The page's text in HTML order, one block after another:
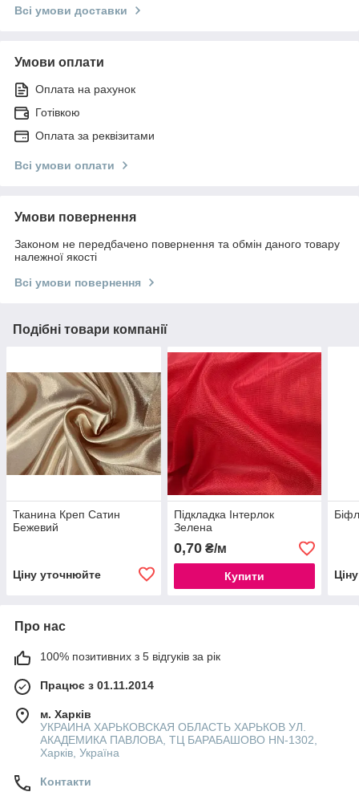
Всі умови доставки
Умови оплати
Оплата на рахунок
Готівкою
Оплата за реквізитами
Всі умови оплати
Умови повернення
Законом не передбачено повернення та обмін даного товару
належної якості
Всі умови повернення
Подібні товари компанії
Тканина Креп Сатин
Бежевий
Ціну уточнюйте
Підкладка Інтерлок
Зелена
0,70₴/м
Купити
Про нас
100% позитивних з 5 відгуків за рік
Працює з 01.11.2014
м. Харків
УКРАИНА ХАРЬКОВСКАЯ ОБЛАСТЬ ХАРЬКОВ УЛ.
АКАДЕМИКА ПАВЛОВА, ТЦ БАРАБАШОВО HN-1302,
Харків, Україна
Контакти